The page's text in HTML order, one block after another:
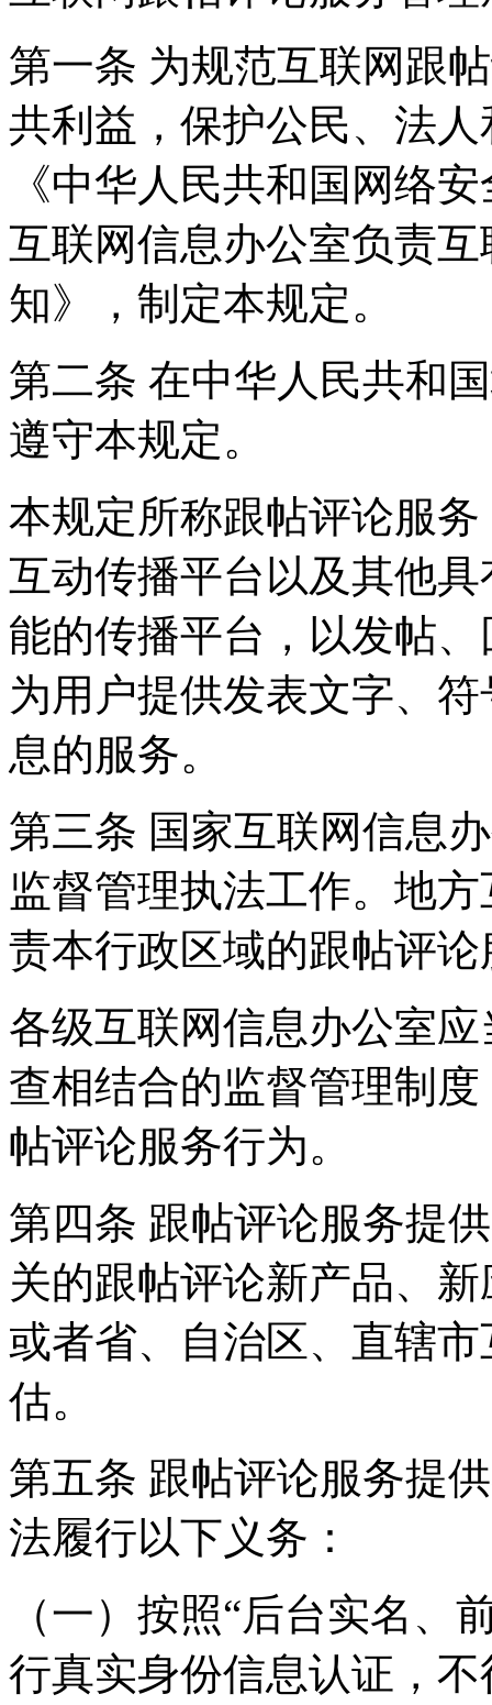
第一条 为规范互联网跟
共利益，保护公民、法
《中华人民共和国网络
互联网信息办公室负责
知》，制定本规定。
第二条 在中华人民共和
遵守本规定。
本规定所称跟帖评论服
互动传播平台以及其他
能的传播平台，以发帖
为用户提供发表文字、
息的服务。
第三条 国家互联网信息
监督管理执法工作。地
责本行政区域的跟帖评
各级互联网信息办公室
查相结合的监督管理制
帖评论服务行为。
第四条 跟帖评论服务提
关的跟帖评论新产品、
或者省、自治区、直辖
估。
第五条 跟帖评论服务提
法履行以下义务：
（一）按照“后台实名、
行真实身份信息认证，